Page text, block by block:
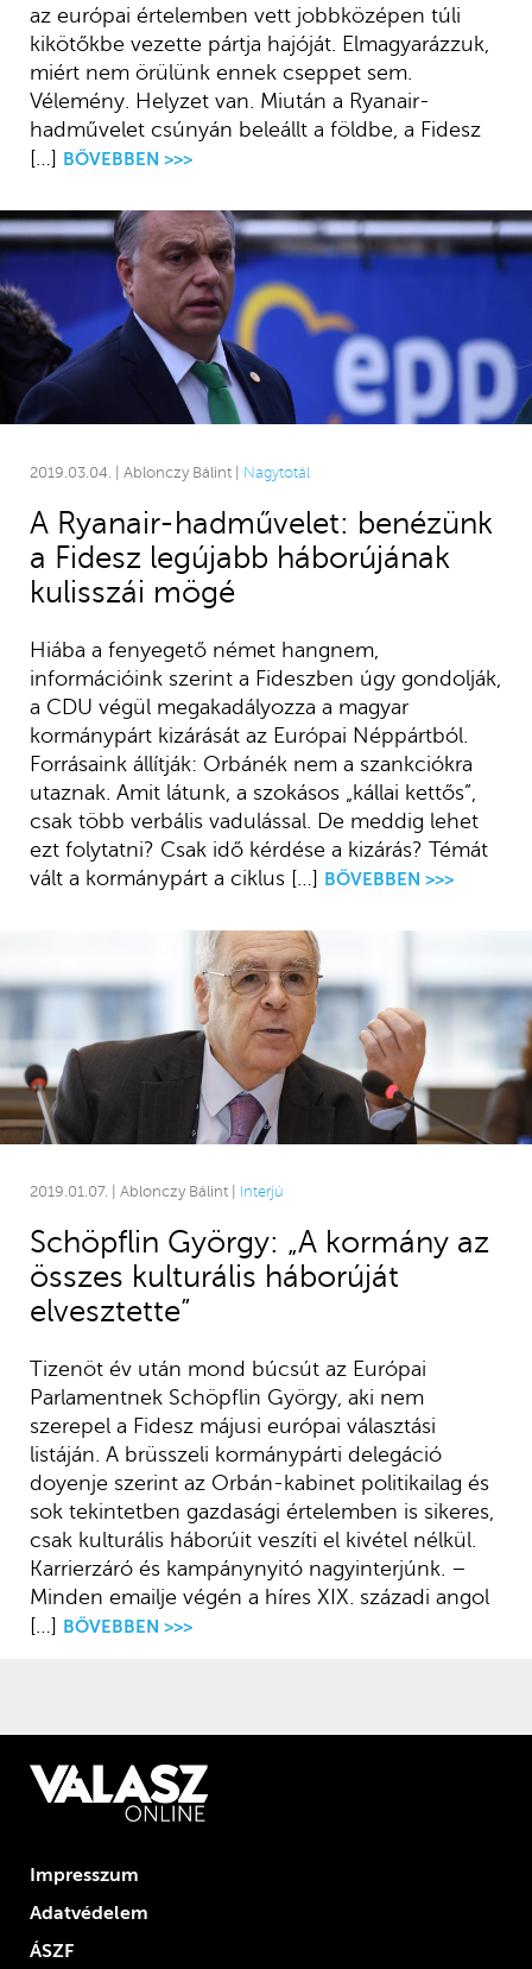
az európai értelemben vett jobbközépen túli
kikötőkbe vezette pártja hajóját. Elmagyarázzuk,
miért nem örülünk ennek cseppet sem.
Vélemény. Helyzet van. Miután a Ryanair-
hadművelet csúnyán beleállt a földbe, a Fidesz
[…] BŐVEBBEN >>>
2019.03.04. | Ablonczy Bálint | Nagytotál
A Ryanair-hadművelet: benézünk
a Fidesz legújabb háborújának
kulisszái mögé
Hiába a fenyegető német hangnem,
információink szerint a Fideszben úgy gondolják,
a CDU végül megakadályozza a magyar
kormánypárt kizárását az Európai Néppártból.
Forrásaink állítják: Orbánék nem a szankciókra
utaznak. Amit látunk, a szokásos „kállai kettős”,
csak több verbális vadulással. De meddig lehet
ezt folytatni? Csak idő kérdése a kizárás? Témát
vált a kormánypárt a ciklus […] BŐVEBBEN >>>
2019.01.07. | Ablonczy Bálint | Interjú
Schöpflin György: „A kormány az
összes kulturális háborúját
elvesztette”
Tizenöt év után mond búcsút az Európai
Parlamentnek Schöpflin György, aki nem
szerepel a Fidesz májusi európai választási
listáján. A brüsszeli kormánypárti delegáció
doyenje szerint az Orbán-kabinet politikailag és
sok tekintetben gazdasági értelemben is sikeres,
csak kulturális háborúit veszíti el kivétel nélkül.
Karrierzáró és kampánynyitó nagyinterjúnk. –
Minden emailje végén a híres XIX. századi angol
[…]
BŐVEBBEN >>>
Impresszum
Adatvédelem
ÁSZF